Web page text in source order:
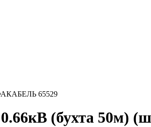
65529
(бухта